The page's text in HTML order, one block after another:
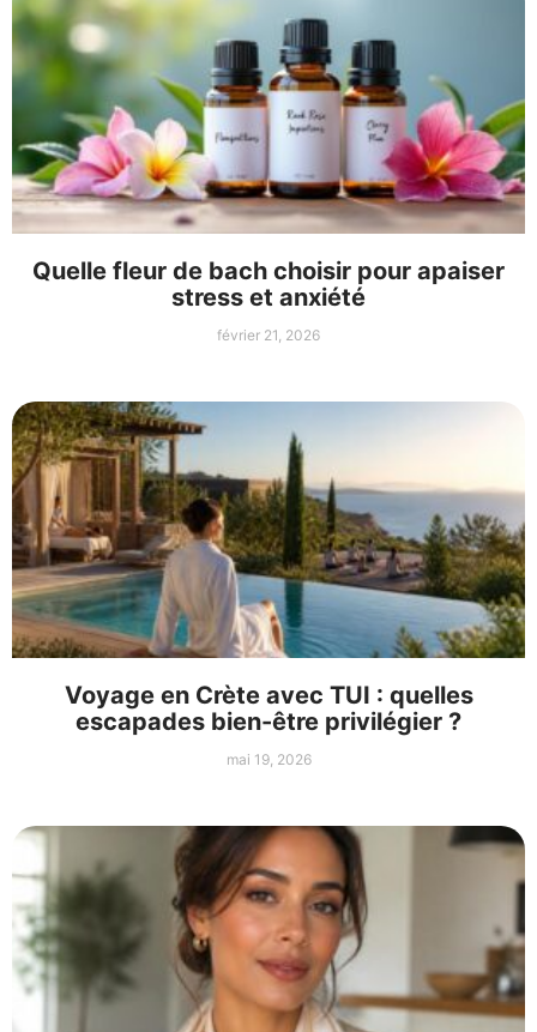
Quelle fleur de bach choisir pour apaiser
stress et anxiété
février 21, 2026
Voyage en Crète avec TUI : quelles
escapades bien-être privilégier ?
mai 19, 2026